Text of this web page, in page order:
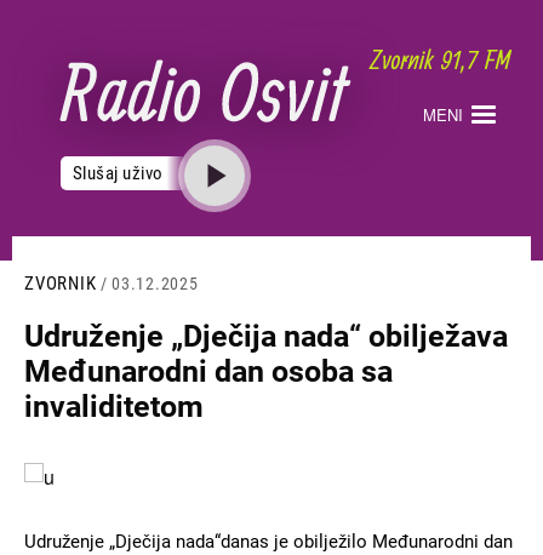
sadržaj
MENI
Slušaj uživo
ZVORNIK / 03.12.2025
Udruženje „Dječija nada“ obilježava
Međunarodni dan osoba sa
invaliditetom
Slika
Udruženje „Dječija nada“danas je obilježilo Međunarodni dan